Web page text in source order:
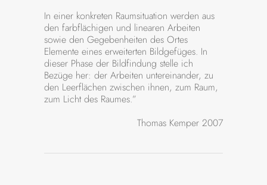
In einer konkreten Raumsituation werden aus
den farbflächigen und linearen Arbeiten
sowie den Gegebenheiten des Ortes
Elemente eines erweiterten Bildgefüges. In
dieser Phase der Bildfindung stelle ich
Bezüge her: der Arbeiten untereinander, zu
den Leerflächen zwischen ihnen, zum Raum,
zum Licht des Raumes.”
Thomas Kemper 2007